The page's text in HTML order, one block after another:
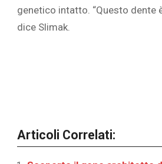
genetico intatto. “Questo dente
dice Slimak.
Articoli Correlati: